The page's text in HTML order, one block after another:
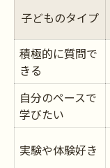
子どものタイプ
積極的に質問で
きる
自分のペースで
学びたい
実験や体験好き